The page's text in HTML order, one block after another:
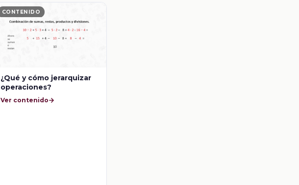
CONTENIDO
¿Qué y cómo jerarquizar
operaciones?
Ver contenido